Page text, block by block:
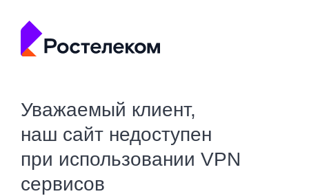
Уважаемый клиент,
наш сайт недоступен
при использовании VPN
сервисов